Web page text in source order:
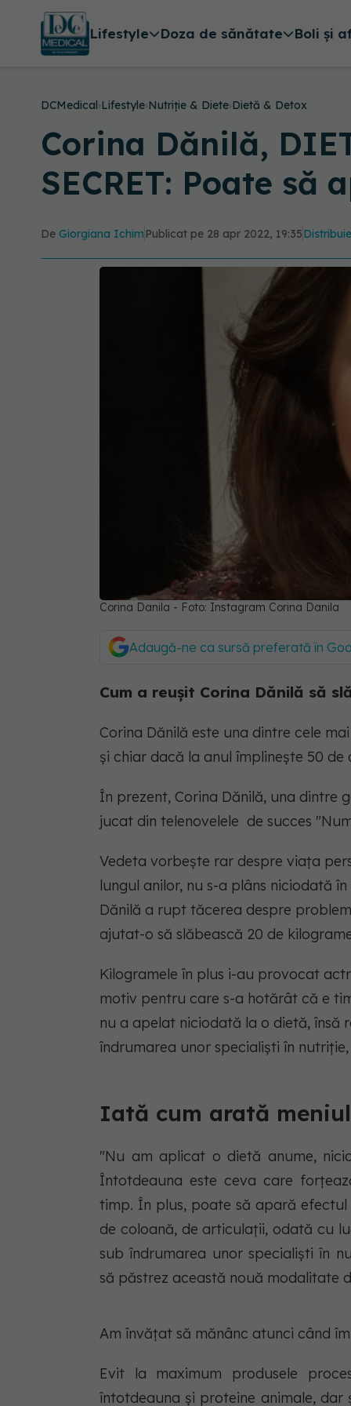
Lifestyle Doza de sănătate Boli și
DCMedical›Lifestyle›Nutriție & Diete›Dietă & Detox
Corina Dănilă,
SECRET: Poate să
De Giorgiana Ichim Publicat pe 28 apr 2022, 19:35
Corina Danila - Foto: Instagram Corina Danila
Adaugă-ne ca sursă preferată în
Cum a reușit Corina Dănilă să
Corina Dănilă este una dintre cele
și chiar dacă la anul împlinește 50
În prezent, Corina Dănilă, una dintre
jucat din telenovelele de succes
Vedeta vorbeşte rar despre viața
lungul anilor, nu s-a plâns niciodată
Dănilă a rupt tăcerea despre
ajutat-o să slăbească 20 de
Kilogramele în plus i-au provocat
motiv pentru care s-a hotărât că e
nu a apelat niciodată la o dietă,
îndrumarea unor specialişti în
Iată cum arată
"Nu am aplicat o dietă anume,
Întotdeauna este ceva care
timp. În plus, poate să apară
de coloană, de articulaţii, odată cu
sub îndrumarea unor specialişti în
să păstrez această nouă modalitate
Am învăţat să mănânc atunci când
Evit la maximum produsele
întotdeauna şi proteine animale,